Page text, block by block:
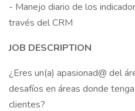
- Manejo diario de los
través del CRM
JOB DESCRIPTION
¿Eres un(a) apasionad@ del
desafíos en áreas donde
clientes?